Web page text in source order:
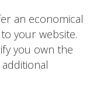
an economical
your website.
you own the